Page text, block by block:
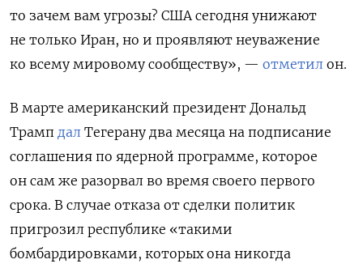
то зачем вам угрозы? США сегодня унижают
не только Иран, но и проявляют неуважение
ко всему мировому сообществу», — отметил он.
В марте американский президент Дональд
Трамп дал Тегерану два месяца на подписание
соглашения по ядерной программе, которое
он сам же разорвал во время своего первого
срока. В случае отказа от сделки политик
пригрозил республике «такими
бомбардировками, которых она никогда